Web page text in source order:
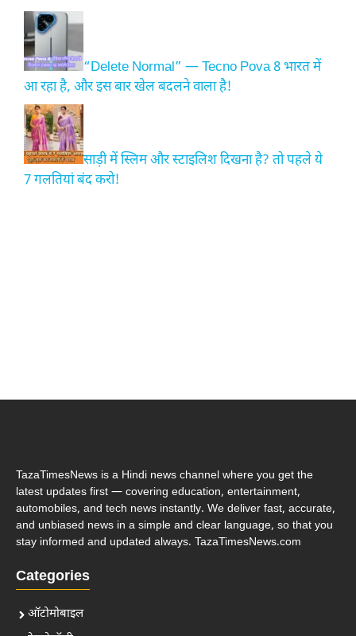
“Delete Normal” — Tecno Pova 8 भारत में
आ रहा है, और इस बार खेल बदलने वाला है!
साड़ी में स्लिम और स्टाइलिश दिखना है? तो पहले ये
7 गलतियां बंद करो!
TazaTimesNews is a Hindi news channel where you get the
latest updates first — covering education, entertainment,
automobiles, and tech news instantly. We deliver fast, accurate,
and unbiased news in a simple and clear language, so that you
stay informed and updated always. TazaTimesNews.com
Categories
ऑटोमोबाइल